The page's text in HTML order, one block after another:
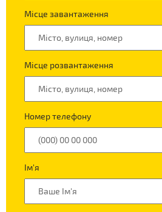
Місце завантаження
Місце розвантаження
Номер телефону
Ім'я